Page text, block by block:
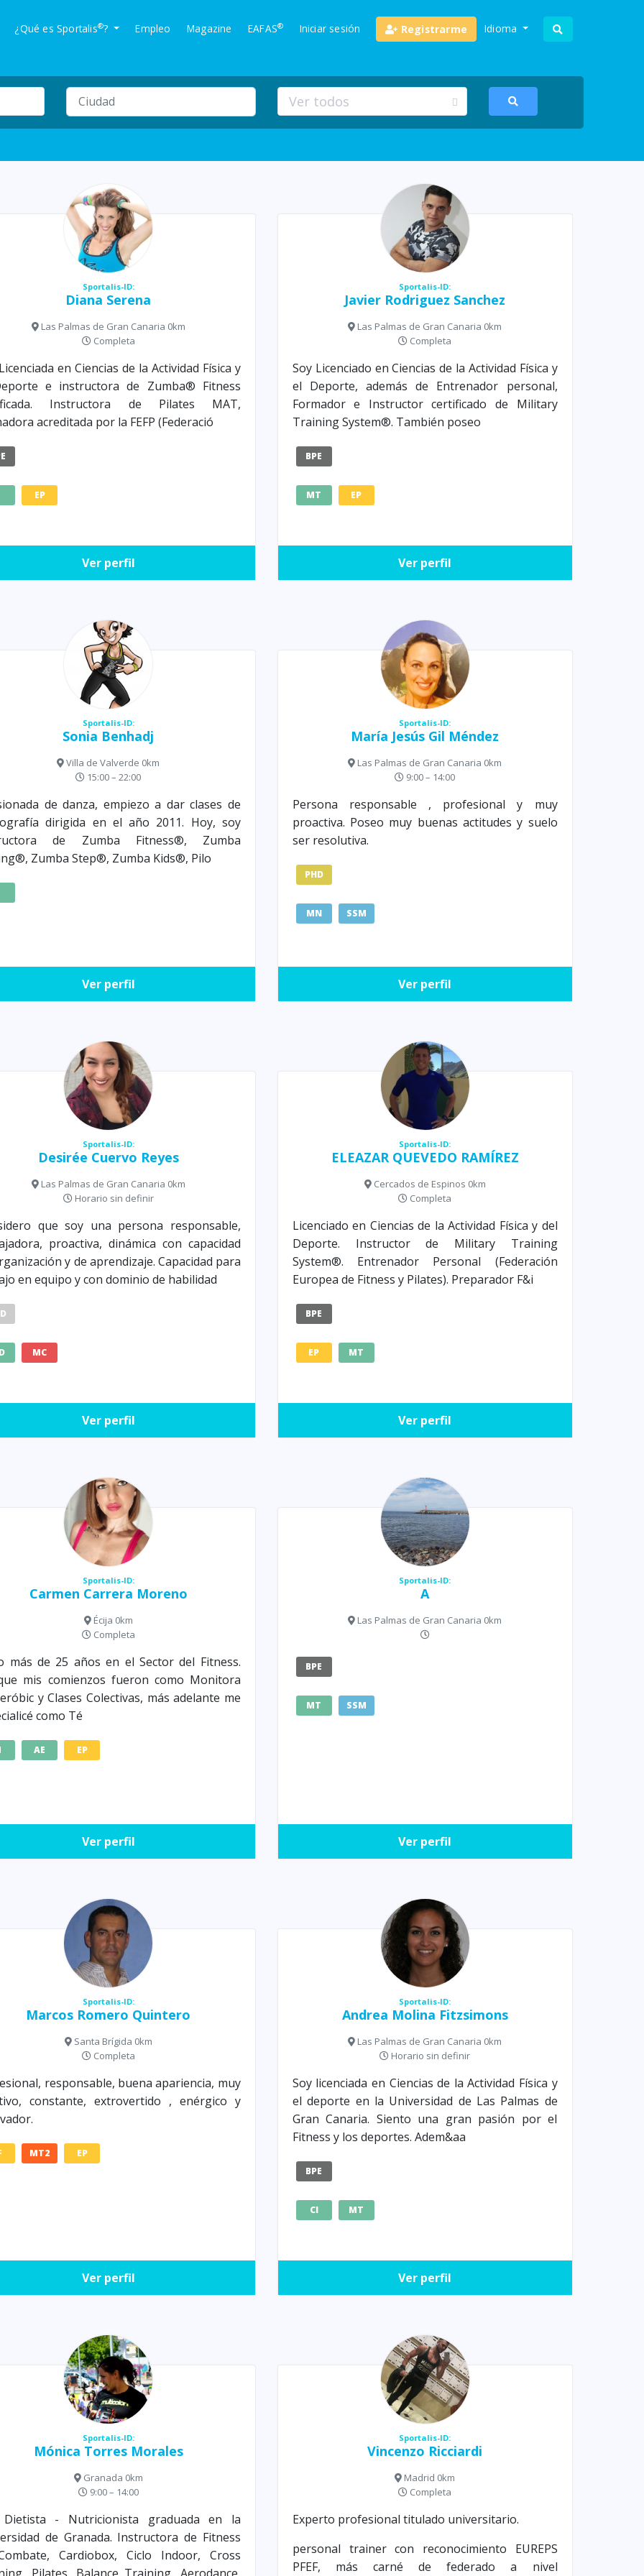
¿Qué es Sportalis®? Empleo Magazine EAFAS® Iniciar sesión Registrarme Idioma
Sportalis-ID:
Diana Serena
Las Palmas de Gran Canaria 0km
Completa
en Ciencias de la Actividad Física y
e instructora de Zumba® Fitness
Instructora de Pilates MAT,
acreditada por la FEFP (Federació
EP
Ver perfil
Sportalis-ID:
Javier Rodriguez Sanchez
Las Palmas de Gran Canaria 0km
Completa
Soy Licenciado en Ciencias de la Actividad Física y
el Deporte, además de Entrenador personal,
Formador e Instructor certificado de Military
Training System®. También poseo
BPE
MT EP
Ver perfil
Sportalis-ID:
Sonia Benhadj
Villa de Valverde 0km
15:00 – 22:00
de danza, empiezo a dar clases de
dirigida en el año 2011. Hoy, soy
de Zumba Fitness®, Zumba
Zumba Step®, Zumba Kids®, Pilo
Ver perfil
Sportalis-ID:
María Jesús Gil Méndez
Las Palmas de Gran Canaria 0km
9:00 – 14:00
Persona responsable , profesional y muy
proactiva. Poseo muy buenas actitudes y suelo
ser resolutiva.
PHD
MN SSM
Ver perfil
Sportalis-ID:
Desirée Cuervo Reyes
Las Palmas de Gran Canaria 0km
Horario sin definir
que soy una persona responsable,
proactiva, dinámica con capacidad
y de aprendizaje. Capacidad para
en equipo y con dominio de habilidad
MC
Ver perfil
Sportalis-ID:
ELEAZAR QUEVEDO RAMÍREZ
Cercados de Espinos 0km
Completa
Licenciado en Ciencias de la Actividad Física y del
Deporte. Instructor de Military Training
System®. Entrenador Personal (Federación
Europea de Fitness y Pilates). Preparador F&i
BPE
EP MT
Ver perfil
Sportalis-ID:
Carmen Carrera Moreno
Écija 0km
Completa
más de 25 años en el Sector del Fitness.
mis comienzos fueron como Monitora
y Clases Colectivas, más adelante me
como Té
AE EP
Ver perfil
Sportalis-ID:
A
Las Palmas de Gran Canaria 0km
BPE
MT SSM
Ver perfil
Sportalis-ID:
Marcos Romero Quintero
Santa Brígida 0km
Completa
responsable, buena apariencia, muy
constante, extrovertido , enérgico y
MT2 EP
Ver perfil
Sportalis-ID:
Andrea Molina Fitzsimons
Las Palmas de Gran Canaria 0km
Horario sin definir
Soy licenciada en Ciencias de la Actividad Física y
el deporte en la Universidad de Las Palmas de
Gran Canaria. Siento una gran pasión por el
Fitness y los deportes. Adem&aa
BPE
CI MT
Ver perfil
Sportalis-ID:
Mónica Torres Morales
Granada 0km
9:00 – 14:00
Dietista - Nutricionista graduada en la
de Granada. Instructora de Fitness
Cardiobox, Ciclo Indoor, Cross
Sportalis-ID:
Vincenzo Ricciardi
Madrid 0km
Completa
Experto profesional titulado universitario.
personal trainer con reconocimiento EUREPS
PFEF, más carné de federado a nivel